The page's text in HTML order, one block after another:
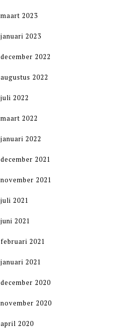
maart 2023
januari 2023
december 2022
augustus 2022
juli 2022
maart 2022
januari 2022
december 2021
november 2021
juli 2021
juni 2021
februari 2021
januari 2021
december 2020
november 2020
april 2020